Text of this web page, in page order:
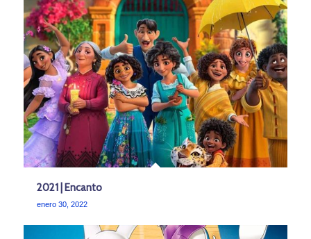
2021 | Encanto
enero 30, 2022